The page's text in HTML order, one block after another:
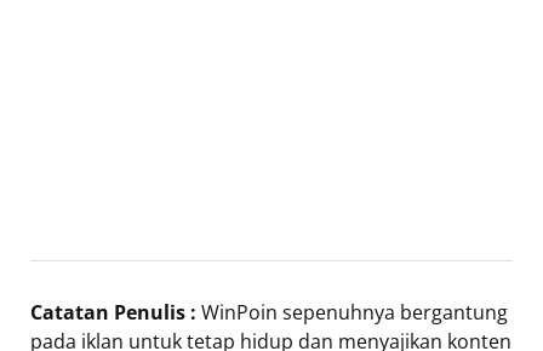
Catatan Penulis : WinPoin sepenuhnya bergantung
pada iklan untuk tetap hidup dan menyajikan konten